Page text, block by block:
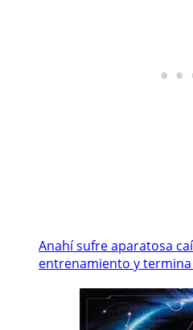
Anahí sufre aparatosa
entrenamiento y